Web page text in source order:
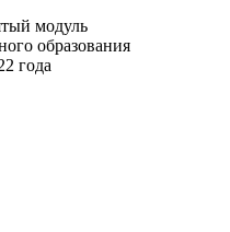
модуль
образования
года